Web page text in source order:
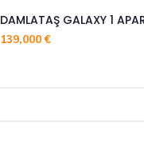
DAMLATAŞ GALAXY 1
139,000 €